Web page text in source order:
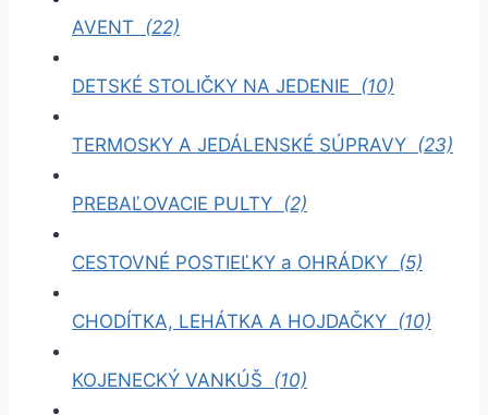
AVENT (22)
DETSKÉ STOLIČKY NA JEDENIE (10)
TERMOSKY A JEDÁLENSKÉ SÚPRAVY (23)
PREBAĽOVACIE PULTY (2)
CESTOVNÉ POSTIEĽKY a OHRÁDKY (5)
CHODÍTKA, LEHÁTKA A HOJDAČKY (10)
KOJENECKÝ VANKÚŠ (10)